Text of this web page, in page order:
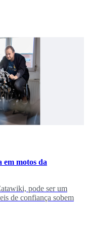
em motos da
pode ser um
de confiança sobem